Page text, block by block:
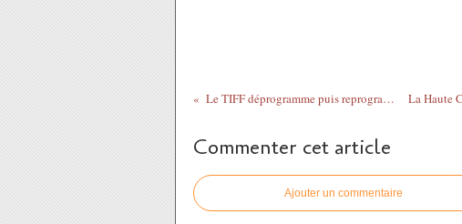
Le TIFF déprogramme puis reprogramme The Road Between Us: The Ultimate Rescue
Commenter cet article
Ajouter un commentaire